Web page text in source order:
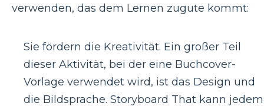
verwenden, das dem Lernen zugute kommt:
Sie fördern die Kreativität. Ein großer Teil
dieser Aktivität, bei der eine Buchcover-
Vorlage verwendet wird, ist das Design und
die Bildsprache. Storyboard That kann jedem